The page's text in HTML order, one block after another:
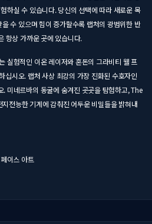
하실 수 있습니다. 당신의 선택에 따라 새로운 목
수 있으며 힘이 증가할수록 랩처의 광범위한 반
항상 가까운 곳에 있습니다.
실험적인 이온 레이저와 혼돈의 그라비티 웰 프
십시오. 랩처 사상 최강의 가장 진화된 수호자인
미네르바의 동굴에 숨겨진 곳곳을 탐험하고, The
전능한 기계에 감춰진 어두운 비밀들을 밝혀내
이스 아트